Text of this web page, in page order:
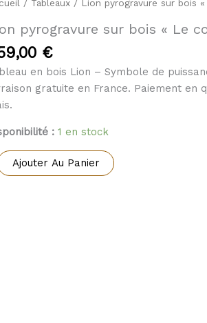
/ Tableaux / Lion pyrogravure sur bois
pyrogravure sur bois « Le
€
en bois Lion – Symbole de
gratuite en France. Paiement en
: 1 en stock
Ajouter Au Panier